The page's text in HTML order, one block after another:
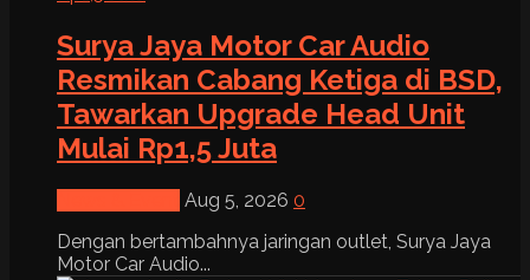
Surya Jaya Motor Car Audio
Resmikan Cabang Ketiga di BSD,
Tawarkan Upgrade Head Unit
Mulai Rp1,5 Juta
Aug 5, 2026 0
Dengan bertambahnya jaringan outlet, Surya Jaya
Motor Car Audio...